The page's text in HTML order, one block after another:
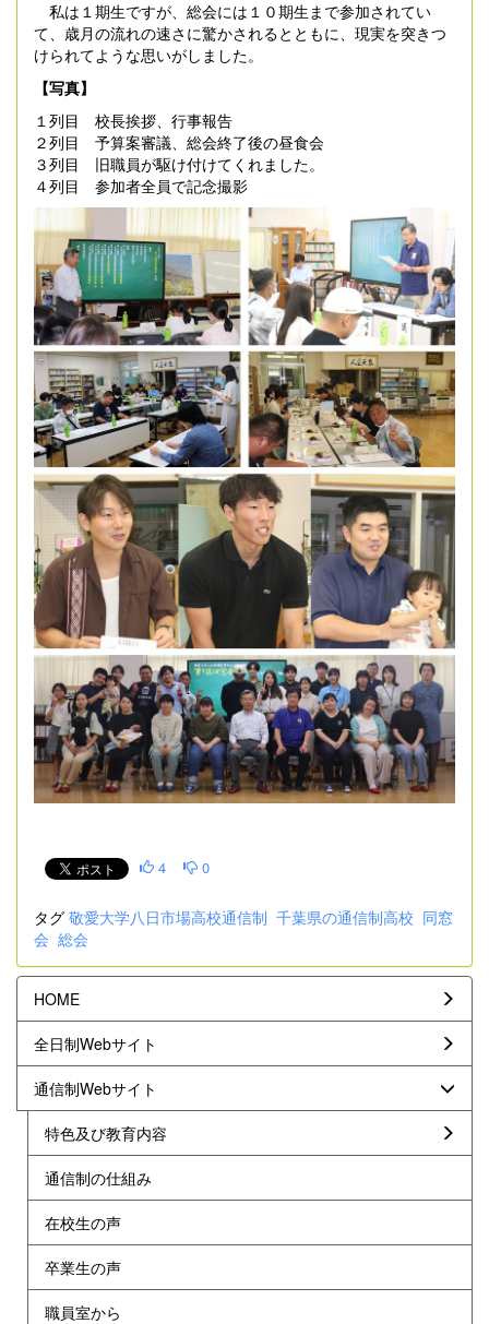
私は１期生ですが、総会には１０期生まで参加されてい
て、歳月の流れの速さに驚かされるとともに、現実を突きつ
けられてような思いがしました。
【写真】
１列目 校長挨拶、行事報告
２列目 予算案審議、総会終了後の昼食会
３列目 旧職員が駆け付けてくれました。
４列目 参加者全員で記念撮影
4 0
タグ 敬愛大学八日市場高校通信制 千葉県の通信制高校 同窓
会 総会
HOME
全日制Webサイト
通信制Webサイト
特色及び教育内容
通信制の仕組み
在校生の声
卒業生の声
職員室から